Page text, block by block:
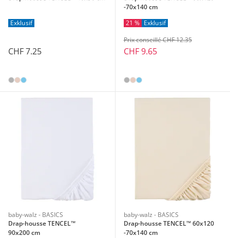
Exklusif
CHF 7.25
-70x140 cm
21 % Exklusif
CHF 9.65
Prix conseillé CHF 12.35
baby-walz - BASICS
Drap-housse TENCEL™
90x200 cm
baby-walz - BASICS
Drap-housse TENCEL™ 60x120
-70x140 cm